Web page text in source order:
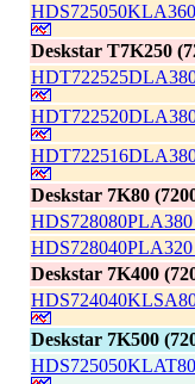
Deskstar T7K250
Deskstar 7K80
Deskstar 7K400
Deskstar 7K500